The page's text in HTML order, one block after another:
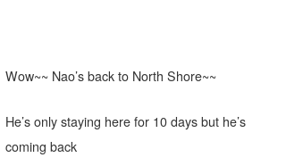
Wow~~ Nao’s back to North Shore~~
He’s only staying here for 10 days but he’s
coming back